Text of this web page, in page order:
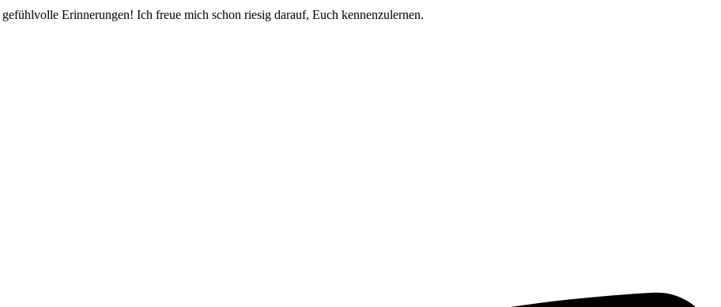
Erinnerungen! Ich freue mich schon riesig darauf, Euch kennenzulernen.